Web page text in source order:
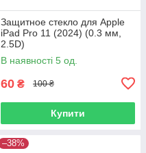
Защитное стекло для Apple
iPad Pro 11 (2024) (0.3 мм,
2.5D)
В наявності 5 од.
60 ₴ 100 ₴
Купити
–38%